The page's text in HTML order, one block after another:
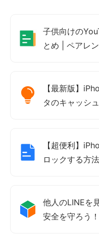
子供向けの
とめ | ペアレ
【最新版】
タのキャッシ
【超便利】
ロックする方
他人のLINEを
安全を守ろう！